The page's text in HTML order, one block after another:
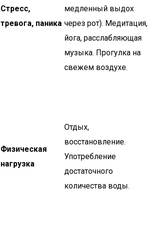
Стресс,
тревога, паника
медленный выдох
через рот). Медитация,
йога, расслабляющая
музыка. Прогулка на
свежем воздухе.
Физическая
нагрузка
Отдых,
восстановление.
Употребление
достаточного
количества воды.